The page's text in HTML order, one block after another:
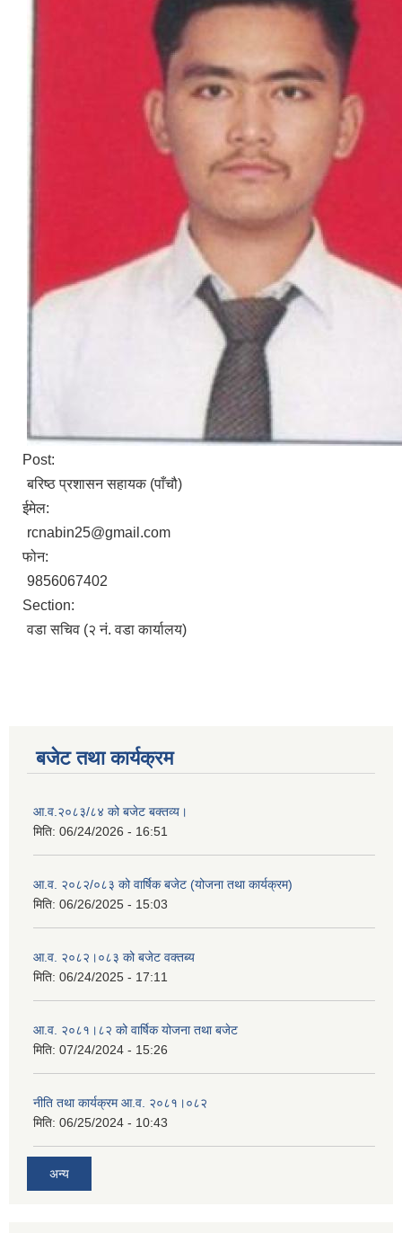
Post:
बरिष्ठ प्रशासन सहायक (पाँचौ)
ईमेल:
rcnabin25@gmail.com
फोन:
9856067402
Section:
वडा सचिव (२ नं. वडा कार्यालय)
बजेट तथा कार्यक्रम
आ.व.२०८३/८४ को बजेट बक्तव्य।
मिति: 06/24/2026 - 16:51
आ.व. २०८२/०८३ को वार्षिक बजेट (योजना तथा कार्यक्रम)
मिति: 06/26/2025 - 15:03
आ.व. २०८२।०८३ को बजेट वक्तब्य
मिति: 06/24/2025 - 17:11
आ.व. २०८१।८२ को वार्षिक योजना तथा बजेट
मिति: 07/24/2024 - 15:26
नीति तथा कार्यक्रम आ.व. २०८१।०८२
मिति: 06/25/2024 - 10:43
अन्य